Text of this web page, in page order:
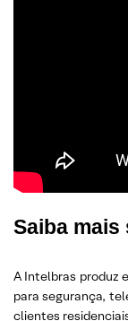
Saiba mais
A Intelbras produz
para segurança,
clientes